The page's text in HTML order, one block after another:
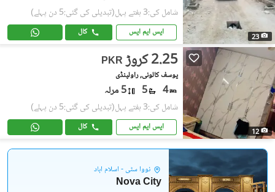
23
شامل کی:3 ہفتے پہل (تبدیلی کی گئی:5 دن پہلے)
ایس ایم ایس کال
12
PKR 2.25 کروڑ
یوسف کالونی, راولپنڈی
4
5 5 مرلہ
شامل کی:3 ہفتے پہل (تبدیلی کی گئی:5 دن پہلے)
ایس ایم ایس کال
نووا سٹی - اسلام آباد
Nova City